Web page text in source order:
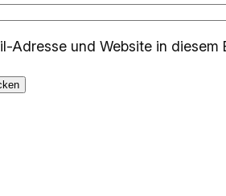
Adresse und Website in